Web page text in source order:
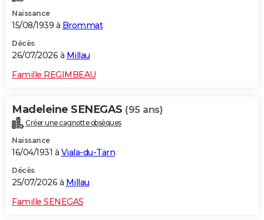
Naissance
15/08/1939 à Brommat
Décès
26/07/2026 à Millau
Famille REGIMBEAU
Madeleine SENEGAS (95 ans)
Créer une cagnotte obsèques
Naissance
16/04/1931 à Viala-du-Tarn
Décès
25/07/2026 à Millau
Famille SENEGAS